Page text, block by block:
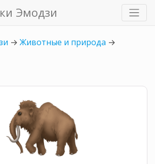
Эмодзи
→ Животные и природа →